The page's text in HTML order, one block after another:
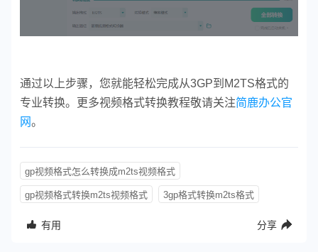
通过以上步骤，您就能轻松完成从3GP到M2TS格式的
专业转换。更多视频格式转换教程敬请关注简鹿办公官
网。
gp视频格式怎么转换成m2ts视频格式
gp视频格式转换m2ts视频格式 3gp格式转换m2ts格式
有用 分享